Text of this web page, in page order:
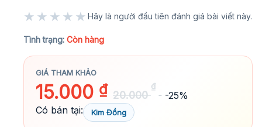
★★★★★ Hãy là người đầu tiên đánh giá bài viết này.
Tình trạng: Còn hàng
GIÁ THAM KHẢO
15.000 ₫ 20.000
₫
-25%
Có bán tại:
Kim Đồng